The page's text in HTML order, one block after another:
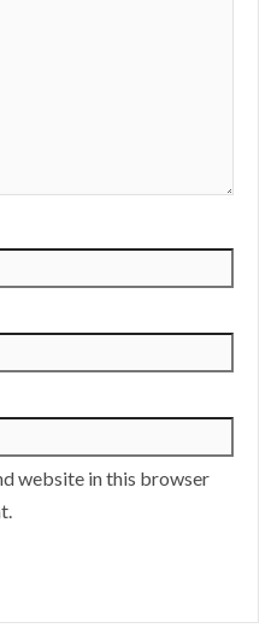
website in this browser